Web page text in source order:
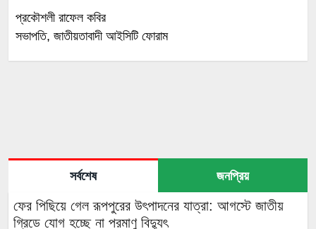
প্রকৌশলী রাফেল কবির
সভাপতি, জাতীয়তাবাদী আইসিটি ফোরাম
সর্বশেষ জনপ্রিয়
ফের পিছিয়ে গেল রূপপুরের উৎপাদনের যাত্রা: আগস্টে জাতীয়
গ্রিডে যোগ হচ্ছে না পরমাণু বিদ্যুৎ